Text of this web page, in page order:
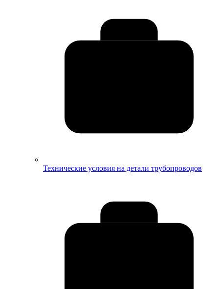
Технические условия на детали трубопроводов